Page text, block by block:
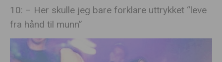
10: – Her skulle jeg bare forklare uttrykket “leve
fra hånd til munn”